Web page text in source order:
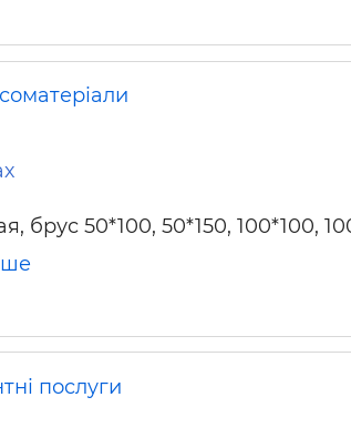
Резюме
брус 50*100, 50*150, 100*100,
послуги